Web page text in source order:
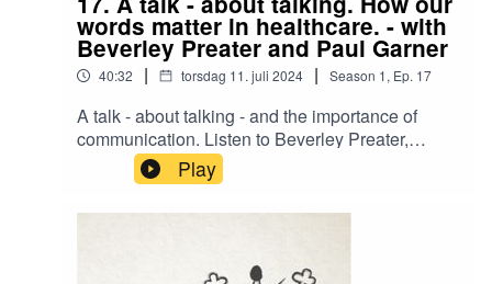
words matter in healthcare. - with
Beverley Preater and Paul Garner
40:32 | torsdag 11. juli 2024 | Season 1, Ep. 17
A talk - about talking - and the importance of
communication. Listen to Beverley Preater,
experienced MSF-doctor, and professor Paul
Garner, share their stories.
Play